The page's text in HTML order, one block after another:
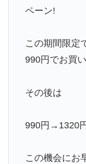
ペーン!
この期間限定
990円でお買
その後は
990円→1320
この機会にお